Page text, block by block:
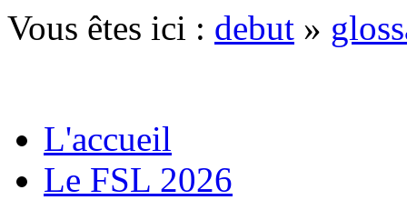
Vous êtes ici : debut »
L'accueil
Le FSL 2026